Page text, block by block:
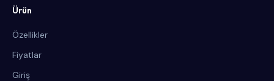
Ürün
Özellikler
Fiyatlar
Giriş